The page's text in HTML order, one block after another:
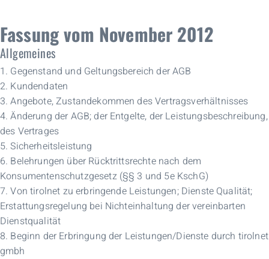
Fassung vom November 2012
Allgemeines
1. Gegenstand und Geltungsbereich der AGB
2. Kundendaten
3. Angebote, Zustandekommen des Vertragsverhältnisses
4. Änderung der AGB; der Entgelte, der Leistungsbeschreibung,
des Vertrages
5. Sicherheitsleistung
6. Belehrungen über Rücktrittsrechte nach dem
Konsumentenschutzgesetz (§§ 3 und 5e KschG)
7. Von tirolnet zu erbringende Leistungen; Dienste Qualität;
Erstattungsregelung bei Nichteinhaltung der vereinbarten
Dienstqualität
8. Beginn der Erbringung der Leistungen/Dienste durch tirolnet
gmbh